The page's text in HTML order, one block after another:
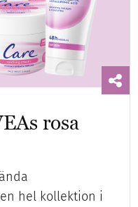
rosa
hel kollektion i